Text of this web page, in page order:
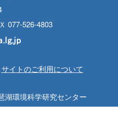
077-526-4803
サイトのご利用について
湖環境科学研究センター